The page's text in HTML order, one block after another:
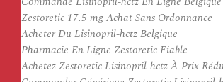
Zestoretic 17.5 mg Achat Sans Ordonnance
Acheter Du Lisinopril-hctz Belgique
Pharmacie En Ligne Zestoretic Fiable
Achetez Zestoretic Lisinopril-hctz À Prix